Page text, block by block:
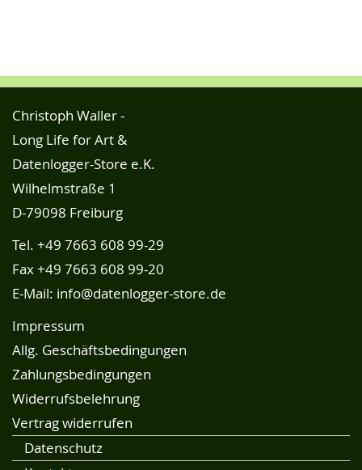
Christoph Waller -
Long Life for Art &
Datenlogger-Store e.K.
Wilhelmstraße 1
D-79098 Freiburg
Tel. +49 7663 608 99-29
Fax +49 7663 608 99-20
E-Mail: info@datenlogger-store.de
Impressum
Allg. Geschäftsbedingungen
Zahlungsbedingungen
Widerrufsbelehrung
Vertrag widerrufen
Datenschutz